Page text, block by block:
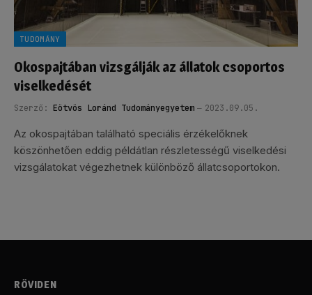
TUDOMÁNY
Okospajtában vizsgálják az állatok csoportos
viselkedését
Szerző: Eötvös Loránd Tudományegyetem 2023.09.05.
Az okospajtában található speciális érzékelőknek
köszönhetően eddig példátlan részletességű viselkedési
vizsgálatokat végezhetnek különböző állatcsoportokon.
RÖVIDEN